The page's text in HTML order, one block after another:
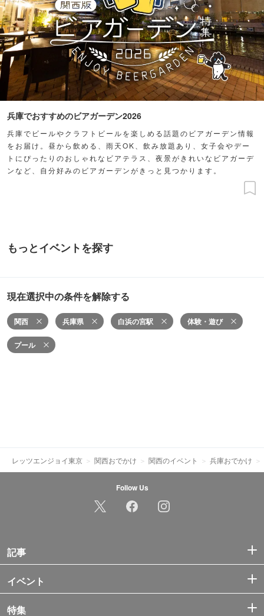
兵庫でおすすめのビアガーデン2026
兵庫でビールやクラフトビールを楽しめる話題のビアガーデン情報
をお届け。昼から飲める、雨天OK、飲み放題あり、女子会やデー
トにぴったりのおしゃれなビアテラス、夜景がきれいなビアガーデ
ンなど、自分好みのビアガーデンがきっと見つかります。
もっとイベントを探す
現在選択中の条件を解除する
関西 兵庫県 白浜の宮駅 体験・遊び
プール
レッツエンジョイ東京 関西おでかけ 関西のイベント 兵庫おでかけ
Follow Us
記事
イベント
特集